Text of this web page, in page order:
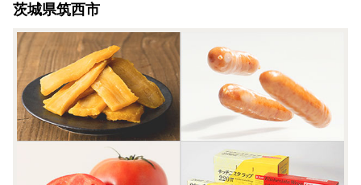
茨城県筑西市